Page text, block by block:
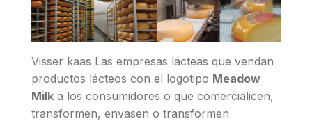
Visser kaas Las empresas lácteas que vendan
productos lácteos con el logotipo Meadow
Milk a los consumidores o que comercialicen,
transformen, envasen o transformen